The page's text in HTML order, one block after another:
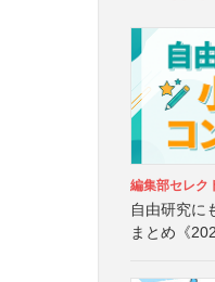
編集部セレク
自由研究に
まとめ《